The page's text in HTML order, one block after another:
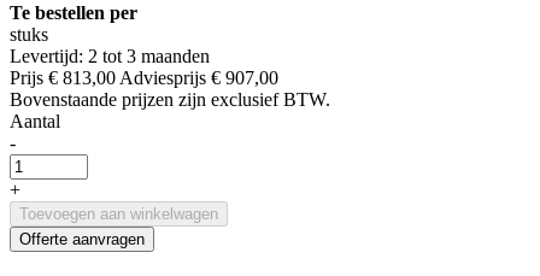
Te bestellen per
stuks
Levertijd: 2 tot 3 maanden
Prijs € 813,00 Adviesprijs € 907,00
Bovenstaande prijzen zijn exclusief BTW.
Aantal
-
+
Toevoegen aan winkelwagen
Offerte aanvragen